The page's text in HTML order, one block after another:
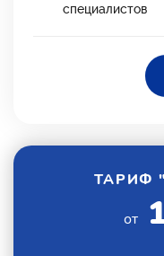
специалистов
ТАРИФ
от